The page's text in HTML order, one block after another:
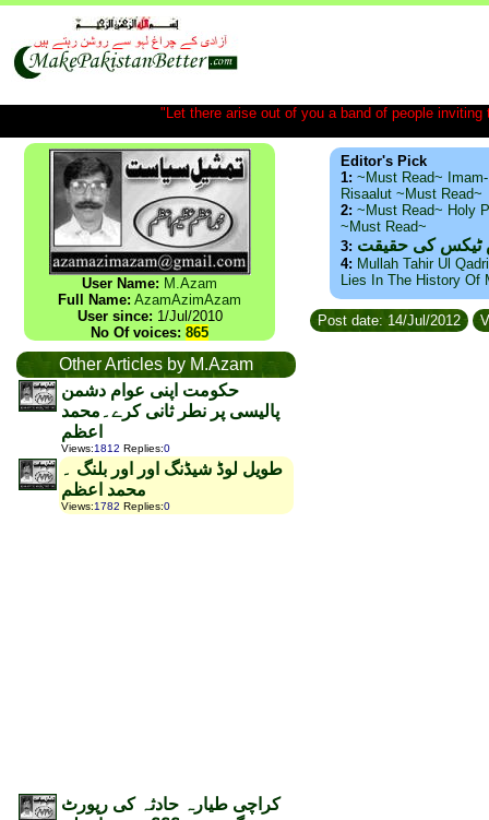
"Let there arise out of you a band of people
User Name: M.Azam
Full Name: AzamAzimAzam
User since: 1/Jul/2010
No Of voices: 865
Other Articles by M.Azam
حکومت اپنی عوام دشمن
پالیسی پر نطر ثانی کرے۔محمد
اعظم
Views:1812 Replies:0
طویل لوڈ شیڈنگ اور اور بلنگ ۔
محمد اعظم
Views:1782 Replies:0
کراچی طیارہ حادثہ کی رپورٹ
Editor's Pick
1: ~Must Read~
Risaalut ~Must Read~
2: ~Must Read~ Holy
~Must Read~
3: ٹیکس کی حقیقت
4: Mullah Tahir Ul
Lies In The History Of
Post date: 14/Jul/2012